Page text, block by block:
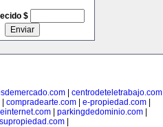
$
centrodeteletrabajo.com
| compradearte.com| e-propiedad.com|
| parkingdedominio.com|
|